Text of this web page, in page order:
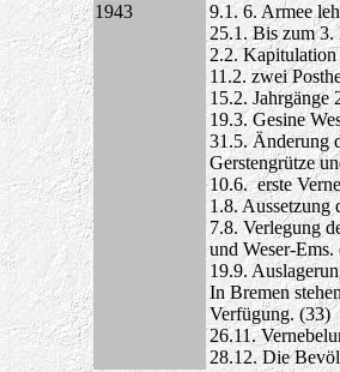
1943
9.1. 6. Armee
25.1. Bis zum
2.2. Kapitulation
11.2. zwei
15.2. Jahrgänge
19.3. Gesine
31.5. Änderung
Gerstengrütze
10.6. erste
1.8. Aussetzung
7.8. Verlegung
und Weser-
19.9.
In Bremen
Verfügung. (33)
26.11.
28.12. Die